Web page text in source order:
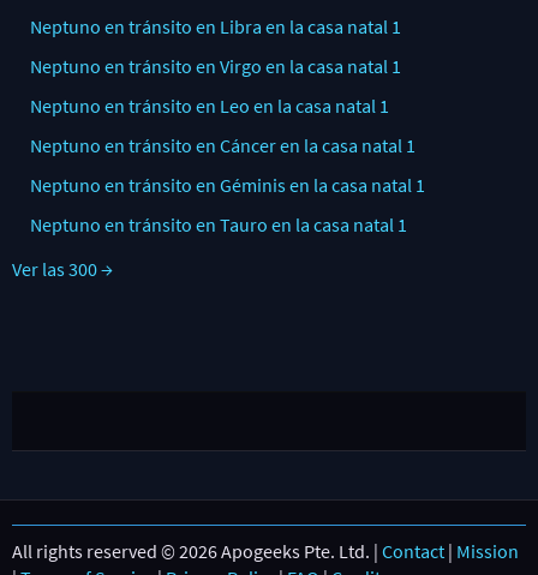
Neptuno en tránsito en Libra en la casa natal 1
Neptuno en tránsito en Virgo en la casa natal 1
Neptuno en tránsito en Leo en la casa natal 1
Neptuno en tránsito en Cáncer en la casa natal 1
Neptuno en tránsito en Géminis en la casa natal 1
Neptuno en tránsito en Tauro en la casa natal 1
Ver las 300 →
All rights reserved © 2026 Apogeeks Pte. Ltd. | Contact | Mission